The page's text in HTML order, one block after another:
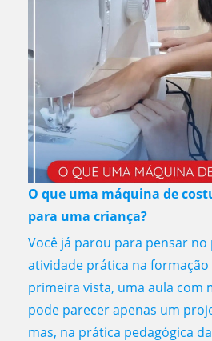
O que uma máquina de
para uma criança?
Você já parou para pensar
atividade prática na formação
primeira vista, uma aula com
pode parecer apenas um
mas, na prática pedagógica